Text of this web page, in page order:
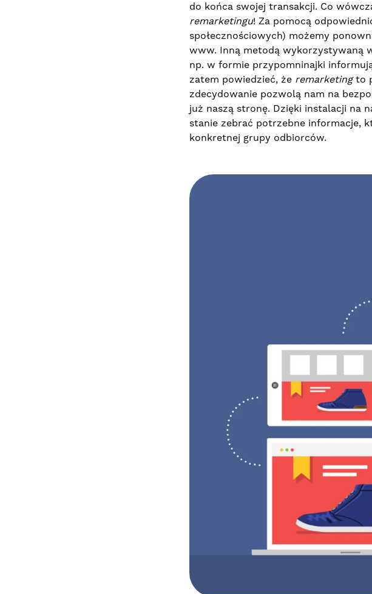
do końca swojej transakcji. Co
remarketingu! Za pomocą
społecznościowych) możemy
www. Inną metodą wykorzystywaną
np. w formie przypomninajki
zatem powiedzieć, że remarketingto
zdecydowanie pozwolą nam na
już naszą stronę. Dzięki instalacji na
stanie zebrać potrzebne informacje,
konkretnej grupy odbiorców.